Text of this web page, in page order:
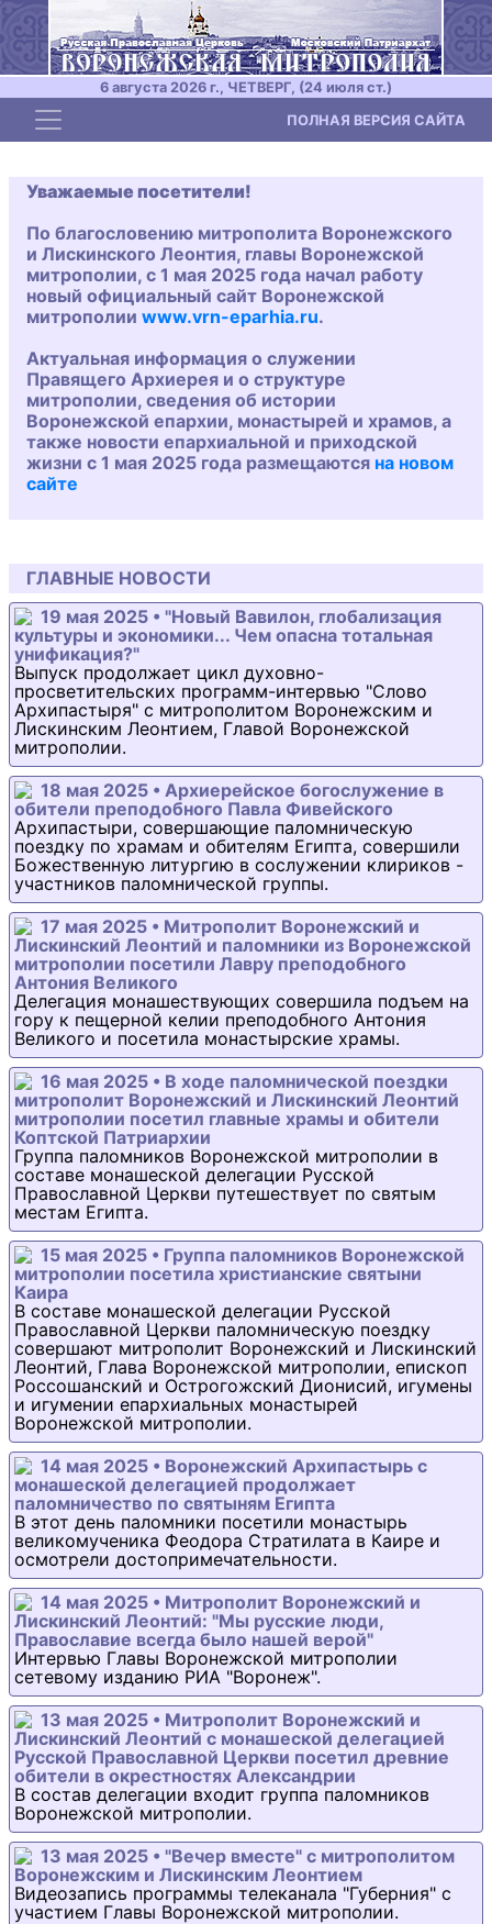
6 августа 2026 г., ЧЕТВЕРГ, (24 июля ст.)
Toggle navigation ПОЛНАЯ ВЕРСИЯ САЙТА
Уважаемые посетители!
По благословению митрополита Воронежского
и Лискинского Леонтия, главы Воронежской
митрополии, с 1 мая 2025 года начал работу
новый официальный сайт Воронежской
митрополии www.vrn-eparhia.ru.
Актуальная информация о служении
Правящего Архиерея и о структуре
митрополии, сведения об истории
Воронежской епархии, монастырей и храмов, а
также новости епархиальной и приходской
жизни с 1 мая 2025 года размещаются на новом
сайте
ГЛАВНЫЕ НОВОСТИ
19 мая 2025 • "Новый Вавилон, глобализация
культуры и экономики... Чем опасна тотальная
унификация?"
Выпуск продолжает цикл духовно-
просветительских программ-интервью "Слово
Архипастыря" с митрополитом Воронежским и
Лискинским Леонтием, Главой Воронежской
митрополии.
18 мая 2025 • Архиерейское богослужение в
обители преподобного Павла Фивейского
Архипастыри, совершающие паломническую
поездку по храмам и обителям Египта, совершили
Божественную литургию в сослужении клириков -
участников паломнической группы.
17 мая 2025 • Митрополит Воронежский и
Лискинский Леонтий и паломники из Воронежской
митрополии посетили Лавру преподобного
Антония Великого
Делегация монашествующих совершила подъем на
гору к пещерной келии преподобного Антония
Великого и посетила монастырские храмы.
16 мая 2025 • В ходе паломнической поездки
митрополит Воронежский и Лискинский Леонтий
митрополии посетил главные храмы и обители
Коптской Патриархии
Группа паломников Воронежской митрополии в
составе монашеской делегации Русской
Православной Церкви путешествует по святым
местам Египта.
15 мая 2025 • Группа паломников Воронежской
митрополии посетила христианские святыни
Каира
В составе монашеской делегации Русской
Православной Церкви паломническую поездку
совершают митрополит Воронежский и Лискинский
Леонтий, Глава Воронежской митрополии, епископ
Россошанский и Острогожский Дионисий, игумены
и игумении епархиальных монастырей
Воронежской митрополии.
14 мая 2025 • Воронежский Архипастырь с
монашеской делегацией продолжает
паломничество по святыням Египта
В этот день паломники посетили монастырь
великомученика Феодора Стратилата в Каире и
осмотрели достопримечательности.
14 мая 2025 • Митрополит Воронежский и
Лискинский Леонтий: "Мы русские люди,
Православие всегда было нашей верой"
Интервью Главы Воронежской митрополии
сетевому изданию РИА "Воронеж".
13 мая 2025 • Митрополит Воронежский и
Лискинский Леонтий с монашеской делегацией
Русской Православной Церкви посетил древние
обители в окрестностях Александрии
В состав делегации входит группа паломников
Воронежской митрополии.
13 мая 2025 • "Вечер вместе" с митрополитом
Воронежским и Лискинским Леонтием
Видеозапись программы телеканала "Губерния" с
участием Главы Воронежской митрополии.